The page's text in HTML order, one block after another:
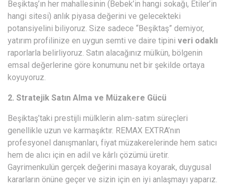
Beşiktaş’ın her mahallesinin (Bebek’in hangi sokağı, Etiler’in
hangi sitesi) anlık piyasa değerini ve gelecekteki
potansiyelini biliyoruz. Size sadece “Beşiktaş” demiyor,
yatırım profilinize en uygun semti ve daire tipini veri odaklı
raporlarla belirliyoruz. Satın alacağınız mülkün, bölgenin
emsal değerlerine göre konumunu net bir şekilde ortaya
koyuyoruz.
2. Stratejik Satın Alma ve Müzakere Gücü
Beşiktaş’taki prestijli mülklerin alım-satım süreçleri
genellikle uzun ve karmaşıktır. REMAX EXTRA’nın
profesyonel danışmanları, fiyat müzakerelerinde hem satıcı
hem de alıcı için en adil ve kârlı çözümü üretir.
Gayrimenkulün gerçek değerini masaya koyarak, duygusal
kararların önüne geçer ve sizin için en iyi anlaşmayı yaparız.